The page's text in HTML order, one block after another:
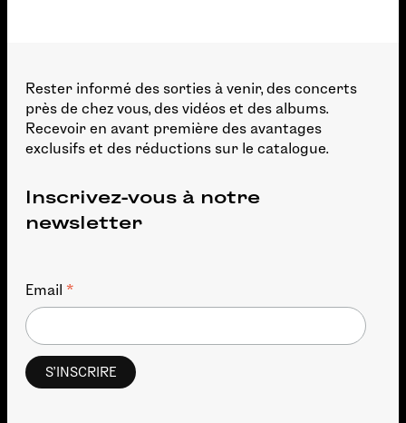
Rester informé des sorties à venir, des concerts
près de chez vous, des vidéos et des albums.
Recevoir en avant première des avantages
exclusifs et des réductions sur le catalogue.
Inscrivez-vous à notre
newsletter
Email *